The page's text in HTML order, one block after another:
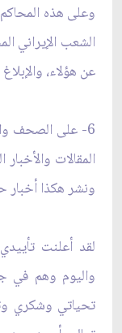
وعلى هذه
الشعب الإيراني
عن هؤلاء،
6- على الصحف
المقالات
ونشر هكذا أخبار
لقد أعلنت
واليوم وهم في
تحياتي وشكري